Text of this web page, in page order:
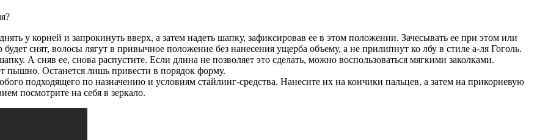
у корней и запрокинуть вверх, а затем надеть шапку, зафиксировав ее в этом положении. Зачесывать ее при этом или
снят, волосы лягут в привычное положение без нанесения ущерба объему, а не прилипнут ко лбу в стиле а-ля Гоголь.
А сняв ее, снова распустите. Если длина не позволяет это сделать, можно воспользоваться мягкими заколками.
пышно. Останется лишь привести в порядок форму.
подходящего по назначению и условиям стайлинг-средства. Нанесите их на кончики пальцев, а затем на прикорневую
посмотрите на себя в зеркало.